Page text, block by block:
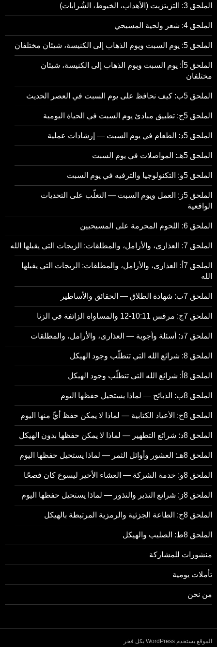
الملحق 3: التزيتزيت (الأهداب، الخيوط، الشُرابات)
الملحق 4: شعر ولحية المسيحي
الملحق 5: يوم السبت ويوم الذهاب إلى الكنيسة، شيئان مختلفان
الملحق 5أ: يوم السبت ويوم الذهاب إلى الكنيسة، شيئان
مختلفان
الملحق 5ب: كيف نحافظ على يوم السبت في العصر الحديث
الملحق 5ج: تطبيق مبادئ يوم السبت في الحياة اليومية
الملحق 5د: الطعام في يوم السبت — إرشادات عملية
الملحق 5هـ: المواصلات في يوم السبت
الملحق 5و: التكنولوجيا والترفيه في يوم السبت
الملحق 5ز: العمل ويوم السبت — التغلّب على التحديات
الواقعية
الملحق 6: اللحوم المحرمة على المسيحيين
الملحق 7: العذارى، والأرامل، والمطلقات: الزيجات التي يقبلها الله
الملحق 7أ: العذارى، والأرامل، والمطلقات: الزيجات التي يقبلها
الله
الملحق 7ب: شهادة الطلاق — الحقائق والأساطير
الملحق 7ج: مرقس 10:11-12 والمساواة الزائفة في الزنا
الملحق 7د: أسئلة وأجوبة — العذارى، والأرامل، والمطلقات
الملحق 8: شرائع الله التي تتطلّب وجود الهيكل
الملحق 8أ: شرائع الله التي تتطلّب وجود الهيكل
الملحق 8ب: الذبائح — لماذا يستحيل حفظها اليوم
الملحق 8ج: الأعياد الكتابية — لماذا لا يمكن حفظ أيٍّ منها اليوم
الملحق 8د: شرائع التطهير — لماذا لا يمكن حفظها بدون الهيكل
الملحق 8هـ: العشور وأوائل الثمر — لماذا يستحيل حفظها اليوم
الملحق 8و: خدمة الشركة — العشاء الأخير ليسوع كان فصحًا
الملحق 8ز: شرائع النذير والنذور — لماذا يستحيل حفظها اليوم
الملحق 8ح: الطاعة الجزئية والرمزية المرتبطة بالهيكل
الملحق 8ط: الصليب والهيكل
منشورات للمشاركة
تأملات يومية
من نحن
الموقع يستخدم WordPress بكل فخر